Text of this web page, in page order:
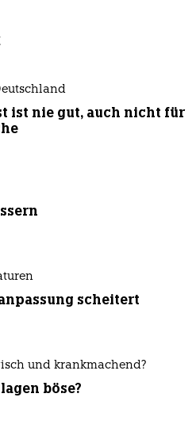
ist nie gut, auch nicht für
scheitert
und krankmachend?
böse?